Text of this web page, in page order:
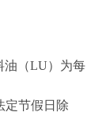
（LU）为每
定节假日除